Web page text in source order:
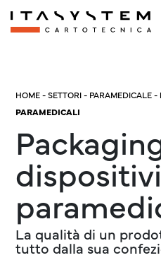
HOME-SETTORI- PARAMEDICALE-
PARAMEDICALI
La qualità di un
tutto dalla sua